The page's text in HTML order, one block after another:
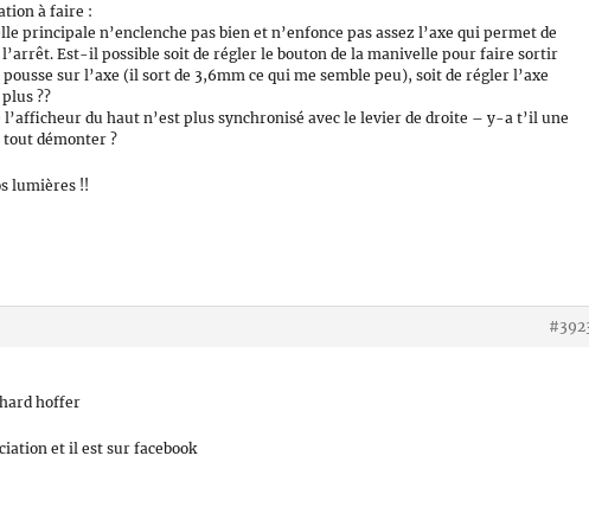
à faire :
principale n’enclenche pas bien et n’enfonce pas assez l’axe qui permet de
l’arrêt. Est-il possible soit de régler le bouton de la manivelle pour faire sortir
sur l’axe (il sort de 3,6mm ce qui me semble peu), soit de régler l’axe
??
du haut n’est plus synchronisé avec le levier de droite – y-a t’il une
tout démonter ?
lumières !!
hoffer
et il est sur facebook